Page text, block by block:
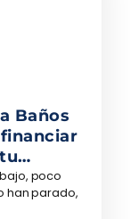
Baños
poco
han parado,